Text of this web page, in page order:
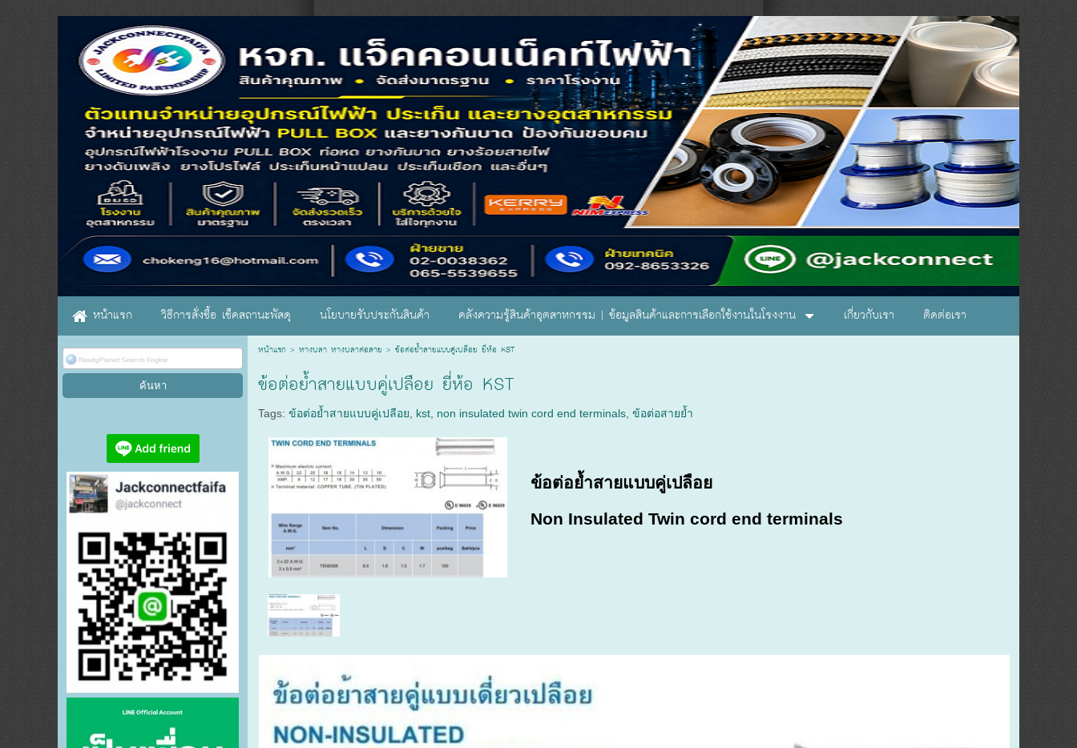
หน้าแรก วิธีการสั่งซื้อ เช็คสถานะพัสดุ นโยบายรับประกันสินค้า คลังความรู้สินค้าอุตสาหกรรม | ข้อมูลสินค้าและการเลือกใช้งานในโรงงาน เกี่ยวกับเรา ติดต่อเรา
หน้าแรก > หางปลา หางปลาต่อสาย > ข้อต่อย้ำสายแบบคู่เปลือย ยี่ห้อ KST
ข้อต่อย้ำสายแบบคู่เปลือย ยี่ห้อ KST
Tags:ข้อต่อย้ำสายแบบคู่เปลือย kst non insulated twin cord end terminals ,ข้อต่อสายย้ำ
ข้อต่อย้ำสายแบบคู่เปลือย
Non Insulated Twin cord end terminals